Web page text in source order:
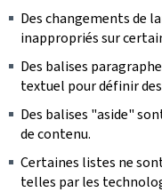
Des changements de
inappropriés sur
Des balises
textuel pour définir
Des balises "aside"
de contenu.
Certaines listes ne
telles par les